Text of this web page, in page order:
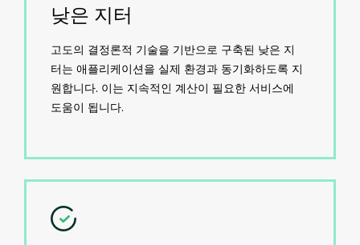
낮은 지터
고도의 결정론적 기술을 기반으로 구축된 낮은 지
터는 애플리케이션을 실제 환경과 동기화하도록 지
원합니다. 이는 지속적인 계산이 필요한 서비스에
도움이 됩니다.